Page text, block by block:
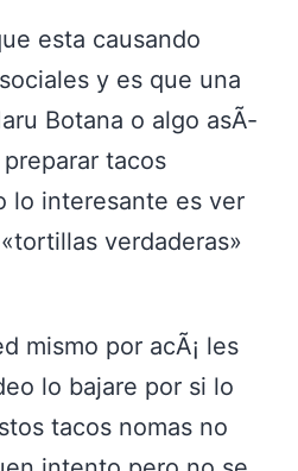
esta causando
y es que una
Botana o algo asÃ­
tacos
lo interesante es ver
verdaderas»
mismo por acÃ¡ les
lo bajare por si lo
tacos nomas no